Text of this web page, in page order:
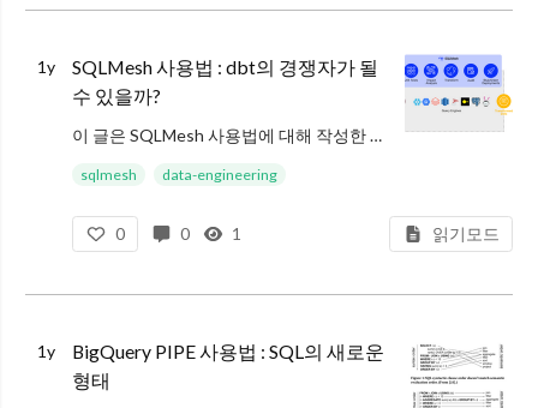
1y
SQLMesh 사용법 : dbt의 경쟁자가 될
수 있을까?
이 글은 SQLMesh 사용법에 대해 작성한 글입니다
예상 독자
SQLMesh가 궁금하신 분
sqlmesh data-engineering
0 0 1 읽기모드
1y
BigQuery PIPE 사용법 : SQL의 새로운
형태